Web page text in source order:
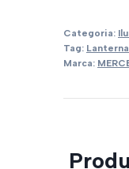
Categoria:
Tag: Lanterna
Marca: